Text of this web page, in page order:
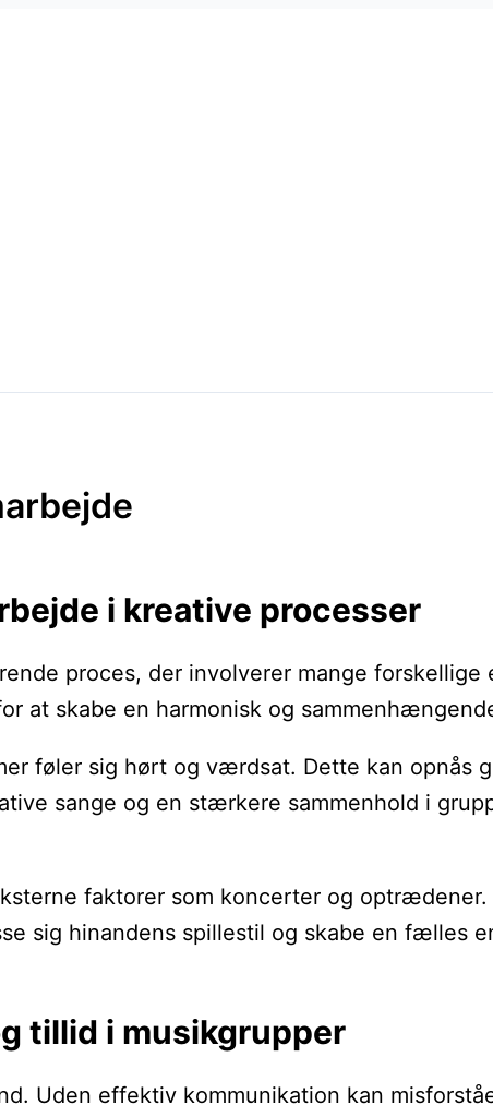
i kreative processer
proces, der involverer mange
at skabe en harmonisk og
føler sig hørt og værdsat. Dette kan
sange og en stærkere sammenhold i
faktorer som koncerter og
sig hinandens spillestil og skabe en fælles
tillid i musikgrupper
Uden effektiv kommunikation kan